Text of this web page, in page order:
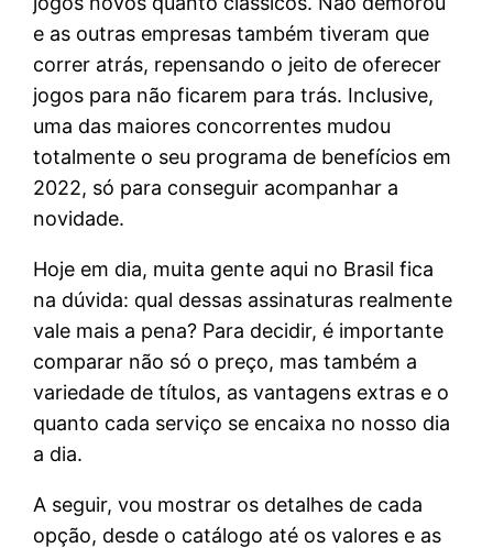
e as outras empresas também tiveram que
correr atrás, repensando o jeito de oferecer
jogos para não ficarem para trás. Inclusive,
uma das maiores concorrentes mudou
totalmente o seu programa de benefícios em
2022, só para conseguir acompanhar a
novidade.
Hoje em dia, muita gente aqui no Brasil fica
na dúvida: qual dessas assinaturas realmente
vale mais a pena? Para decidir, é importante
comparar não só o preço, mas também a
variedade de títulos, as vantagens extras e o
quanto cada serviço se encaixa no nosso dia
a dia.
A seguir, vou mostrar os detalhes de cada
opção, desde o catálogo até os valores e as